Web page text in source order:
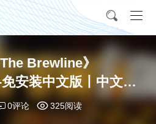
The Brewline》
安装中文版丨中文版
盘下载
0评论 325阅读